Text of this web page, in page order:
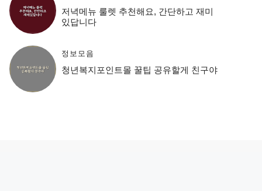
저녁메뉴 룰렛 추천해요, 간단하고 재미
있답니다
정보모음
청년복지포인트몰 꿀팁 공유할게 친구야